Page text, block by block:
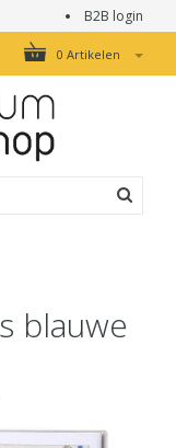
B2B login
0 Artikelen
blauwe